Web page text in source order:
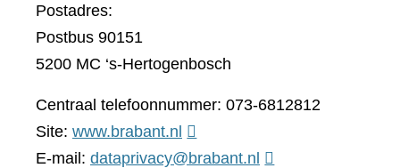
Postadres:
Postbus 90151
5200 MC ‘s-Hertogenbosch
Centraal telefoonnummer: 073-6812812
Site: www.brabant.nl (verwijst
naar
E-mail: dataprivacy@brabant.nl